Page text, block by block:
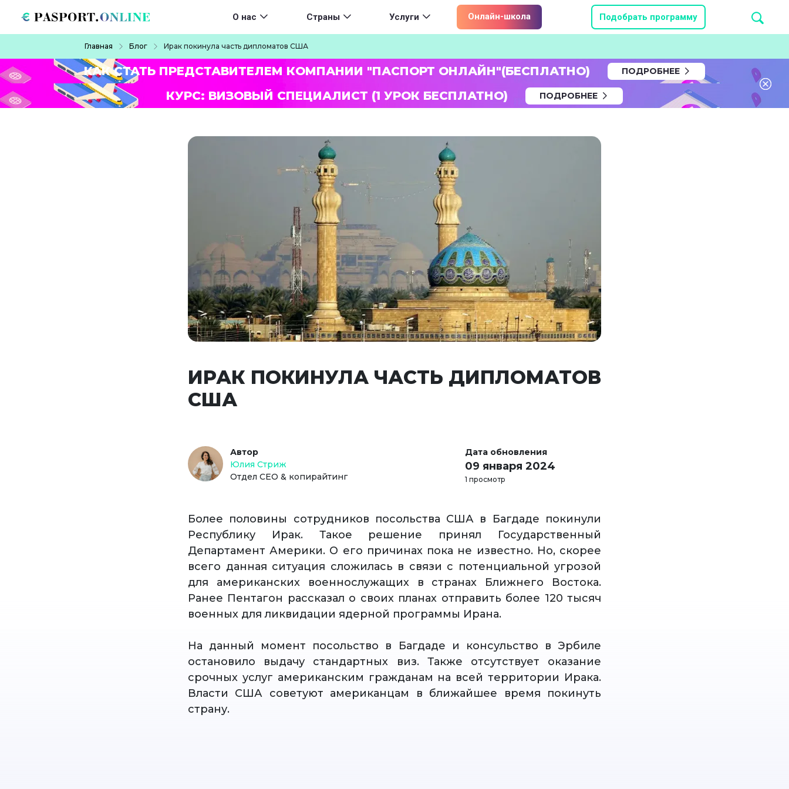
Main navigation
О нас Страны Услуги Онлайн-школа Подобрать программу
Главная Блог Ирак покинула часть дипломатов США
КАК СТАТЬ ПРЕДСТАВИТЕЛЕМ КОМПАНИИ "ПАСПОРТ ОНЛАЙН"(БЕСПЛАТНО) ПОДРОБНЕЕ
КУРС: ВИЗОВЫЙ СПЕЦИАЛИСТ (1 УРОК БЕСПЛАТНО) ПОДРОБНЕЕ
ИРАК ПОКИНУЛА ЧАСТЬ ДИПЛОМАТОВ
США
Автор
Юлия Стриж
Отдел СЕО & копирайтинг
Дата обновления
09 января 2024
1 просмотр
Более половины сотрудников посольства США в Багдаде покинули
Республику Ирак. Такое решение принял Государственный
Департамент Америки. О его причинах пока не известно. Но, скорее
всего данная ситуация сложилась в связи с потенциальной угрозой
для американских военнослужащих в странах Ближнего Востока.
Ранее Пентагон рассказал о своих планах отправить более 120 тысяч
военных для ликвидации ядерной программы Ирана.
На данный момент посольство в Багдаде и консульство в Эрбиле
остановило выдачу стандартных виз. Также отсутствует оказание
срочных услуг американским гражданам на всей территории Ирака.
Власти США советуют американцам в ближайшее время покинуть
страну.